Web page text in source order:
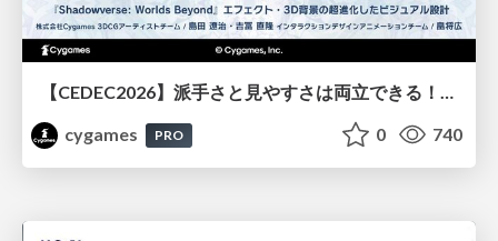
【CEDEC2026】派手さと見やすさは両立できる！『Shadowverse: Worlds Beyond』エフェクト・3D背景の超進化したビジュアル設計
cygames
PRO 0 740